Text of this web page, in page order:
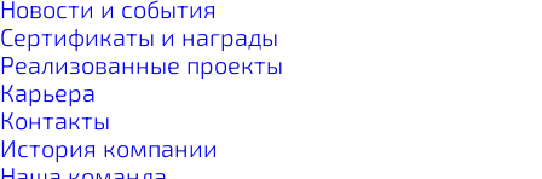
Новости и события
Сертификаты и награды
Реализованные проекты
Карьера
Контакты
История компании